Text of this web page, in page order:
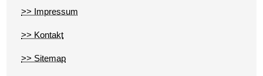
>> Impressum
>> Kontakt
>> Sitemap